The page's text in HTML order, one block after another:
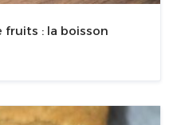
fruits : la boisson